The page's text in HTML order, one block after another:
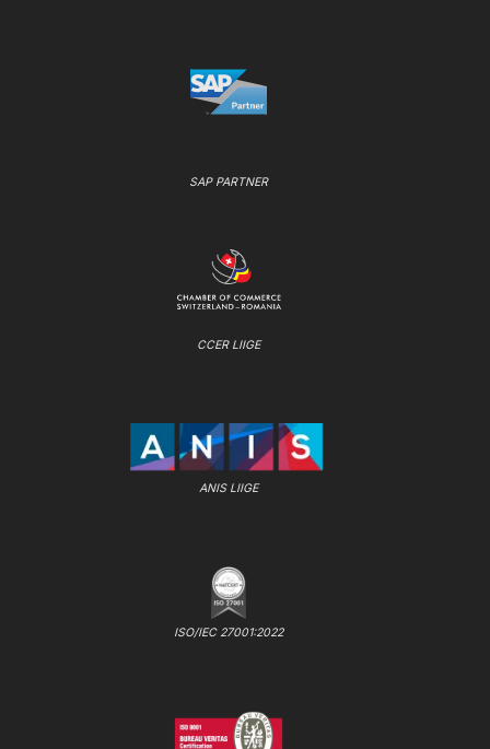
SAP PARTNER
CCER LIIGE
ANIS LIIGE
ISO/IEC 27001:2022